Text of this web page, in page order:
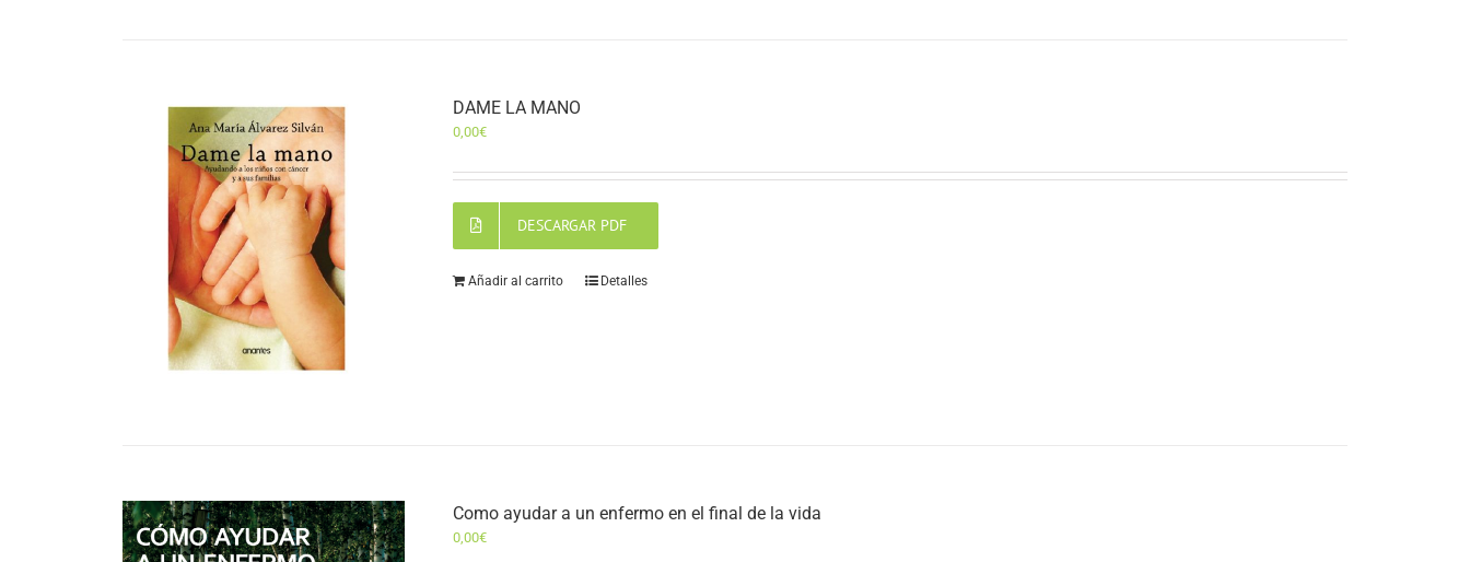
DAME LA MANO
0,00€
DESCARGAR PDF
Añadir al carrito Detalles
Como ayudar a un enfermo en el final de la vida
0,00€